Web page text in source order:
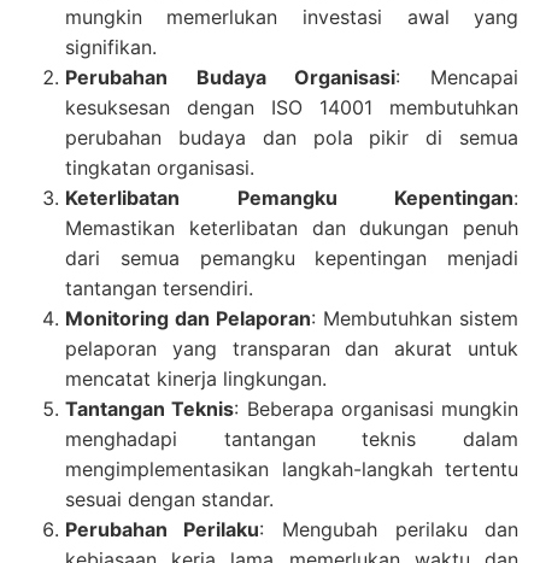
mungkin memerlukan investasi awal yang
signifikan.
Perubahan Budaya Organisasi: Mencapai
kesuksesan dengan ISO 14001 membutuhkan
perubahan budaya dan pola pikir di semua
tingkatan organisasi.
Keterlibatan Pemangku Kepentingan:
Memastikan keterlibatan dan dukungan penuh
dari semua pemangku kepentingan menjadi
tantangan tersendiri.
Monitoring dan Pelaporan: Membutuhkan sistem
pelaporan yang transparan dan akurat untuk
mencatat kinerja lingkungan.
Tantangan Teknis: Beberapa organisasi mungkin
menghadapi tantangan teknis dalam
mengimplementasikan langkah-langkah tertentu
sesuai dengan standar.
Perubahan Perilaku: Mengubah perilaku dan